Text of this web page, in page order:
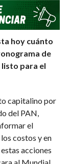
hoy cuánto
de
para el
capitalino por
del PAN,
el
costos y en
acciones